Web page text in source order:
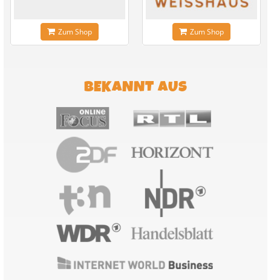
Zum Shop Zum Shop
BEKANNT AUS